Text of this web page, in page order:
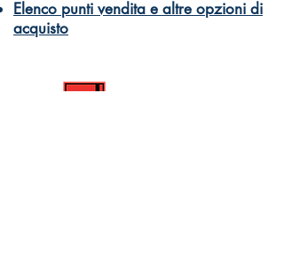
Elenco punti vendita e altre opzioni di
acquisto